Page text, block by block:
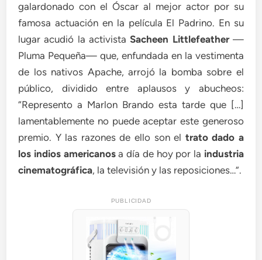
galardonado con el Óscar al mejor actor por su
famosa actuación en la película El Padrino. En su
lugar acudió la activistaSacheen Littlefeather—
Pluma Pequeña— que, enfundada en la vestimenta
de los nativos Apache, arrojó la bomba sobre el
público, dividido entre aplausos y abucheos:
“Represento a Marlon Brando esta tarde que […]
lamentablemente no puede aceptar este generoso
premio. Y las razones de ello son el trato dado a
los indios americanosa día de hoy por la industria
cinematográfica, la televisión y las reposiciones…”.
PUBLICIDAD